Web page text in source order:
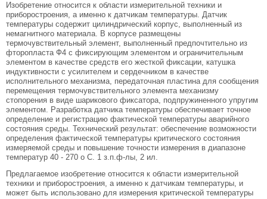
Изобретение относится к области измерительной техники и
приборостроения, а именно к датчикам температуры. Датчик
температуры содержит цилиндрический корпус, выполненный из
немагнитного материала. В корпусе размещены
термочувствительный элемент, выполненный предпочтительно из
фторопласта Ф4 с фиксирующим элементом и ограничительным
элементом в качестве средств его жесткой фиксации, катушка
индуктивности с усилителем и сердечником в качестве
исполнительного механизма, передаточная пластина для сообщения
перемещения термочувствительного элемента механизму
стопорения в виде шарикового фиксатора, подпружиненного упругим
элементом. Разработка датчика температуры обеспечивает точное
определение и регистрацию фактической температуры аварийного
состояния среды. Технический результат: обеспечение возможности
определения фактической температуры критического состояния
измеряемой среды и повышение точности измерения в диапазоне
температур 40 - 270 o С. 1 з.п.ф-лы, 2 ил.
Предлагаемое изобретение относится к области измерительной
техники и приборостроения, а именно к датчикам температуры, и
может быть использовано для измерения критической температуры